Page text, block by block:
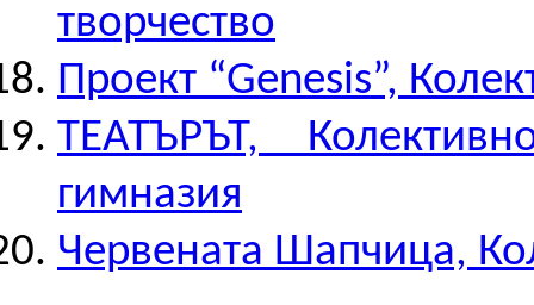
творчество
Проект “Genesis”,
ТЕАТЪРЪТ,
гимназия
Червената Шапчица,